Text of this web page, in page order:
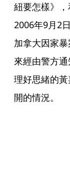
紐要怎樣》
2006年9月2
加拿大因家
來經由警方
理好思緒的
開的情況。